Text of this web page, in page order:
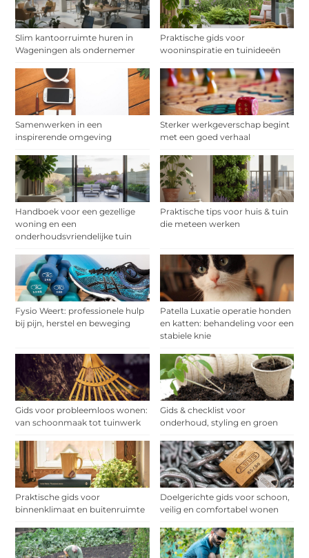
Slim kantoorruimte huren in
Wageningen als ondernemer
Praktische gids voor
wooninspiratie en tuinideeën
Samenwerken in een
inspirerende omgeving
Sterker werkgeverschap begint
met een goed verhaal
Handboek voor een gezellige
woning en een
onderhoudsvriendelijke tuin
Praktische tips voor huis & tuin
die meteen werken
Fysio Weert: professionele hulp
bij pijn, herstel en beweging
Patella Luxatie operatie honden
en katten: behandeling voor een
stabiele knie
Gids voor probleemloos wonen:
van schoonmaak tot tuinwerk
Gids & checklist voor
onderhoud, styling en groen
Praktische gids voor
binnenklimaat en buitenruimte
Doelgerichte gids voor schoon,
veilig en comfortabel wonen